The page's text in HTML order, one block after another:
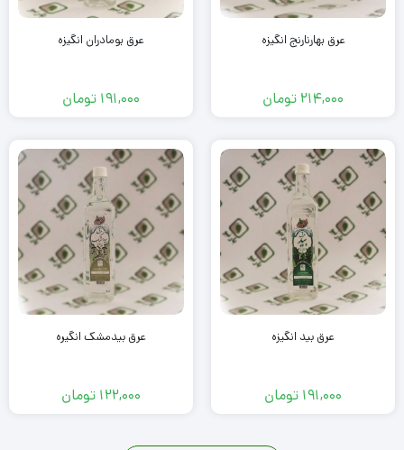
عرق بهارنارنج انگیزه
214,000 تومان
عرق بومادران انگیزه
191,000 تومان
عرق بید انگیزه
191,000 تومان
عرق بیدمشک انگیره
122,000 تومان